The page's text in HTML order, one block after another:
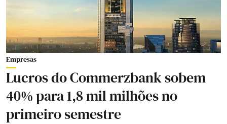
Empresas
Lucros do Commerzbank sobem
40% para 1,8 mil milhões no
primeiro semestre